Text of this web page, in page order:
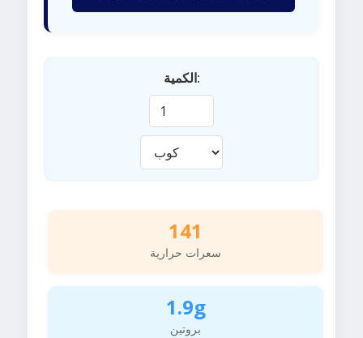
الكمية:
141
سعرات حرارية
1.9g
بروتين